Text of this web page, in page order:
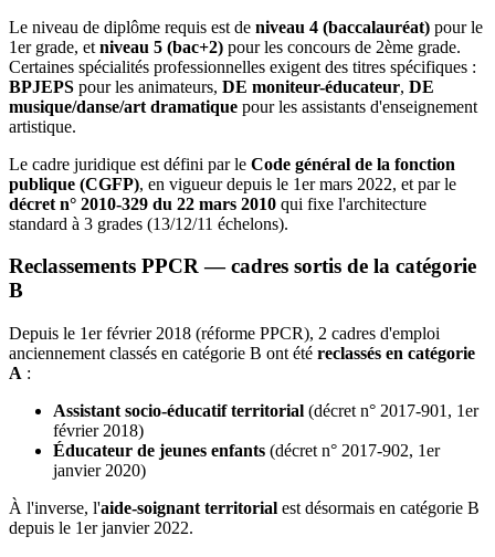
Le niveau de diplôme requis est de niveau 4 (baccalauréat) pour le
1er grade, et niveau 5 (bac+2) pour les concours de 2ème grade.
Certaines spécialités professionnelles exigent des titres spécifiques :
BPJEPS pour les animateurs, DE moniteur-éducateur, DE
musique/danse/art dramatique pour les assistants d'enseignement
artistique.
Le cadre juridique est défini par le Code général de la fonction
publique (CGFP), en vigueur depuis le 1er mars 2022, et par le
décret n° 2010-329 du 22 mars 2010 qui fixe l'architecture
standard à 3 grades (13/12/11 échelons).
Reclassements PPCR — cadres sortis de la catégorie
B
Depuis le 1er février 2018 (réforme PPCR), 2 cadres d'emploi
anciennement classés en catégorie B ont été reclassés en catégorie
A :
Assistant socio-éducatif territorial (décret n° 2017-901, 1er
février 2018)
Éducateur de jeunes enfants (décret n° 2017-902, 1er
janvier 2020)
À l'inverse, l'aide-soignant territorial est désormais en catégorie B
depuis le 1er janvier 2022.